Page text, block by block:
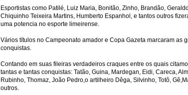
Esportistas como Patilé, Luiz Maria, Bonitão, Zinho, Brandão,
Chiquinho Teixeira Martins, Humberto Espanhol, e tantos outros
uma potencia no esporte limeirense.
Vários títulos no Campeonato amador e Copa Gazeta marcaram as
conquistas.
Contando em suas fileiras verdadeiros craques entre os quais
tantas e tantas conquistas: Tatão, Guina, Mardegan, Eidi, Careca,
Rubinho, Thomaz, João Pedro,o artilheiro Dêga, Silvinho, Totô,
outros.